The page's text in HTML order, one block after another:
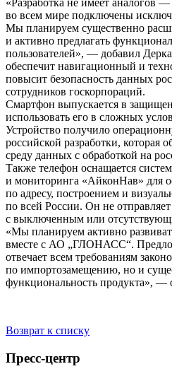
«Разработка не имеет аналогов
во всем мире подключены
Мы планируем существенно
и активно предлагать
пользователей», — добавил
обеспечит навигационный и
повысит безопасность данных
сотрудников госкорпораций.
Смартфон выпускается в
использовать его в сложных
Устройство получило
российской разработки, которая
среду данных с обработкой на
Также телефон оснащается
и мониторинга «АйконНав» для
по адресу, построением и
по всей России. Он не
с выключенным или
«Мы планируем активно
вместе с АО „ГЛОНАСС“.
отвечает всем требованиям
по импортозамещению, но и
функциональность продукта», —
Возврат к списку
Пресс-центр